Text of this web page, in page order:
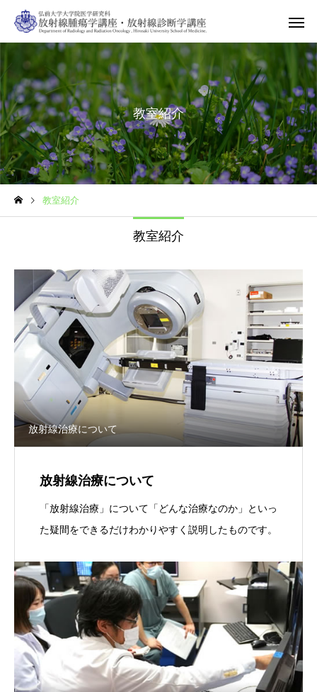
教室紹介
教室紹介
教室紹介
放射線治療について
放射線治療について
「放射線治療」について「どんな治療なのか」といっ
た疑間をできるだけわかりやすく説明したものです。